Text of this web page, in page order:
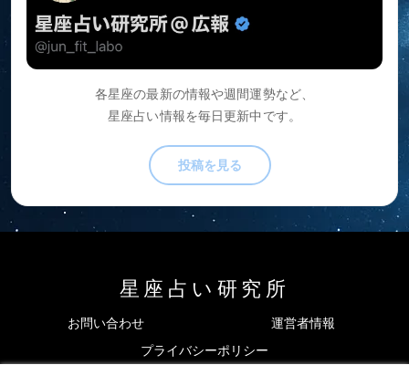
各星座の最新の情報や週間運勢など、
星座占い情報を毎日更新中です。
投稿を見る
星座占い研究所
お問い合わせ
運営者情報
プライバシーポリシー